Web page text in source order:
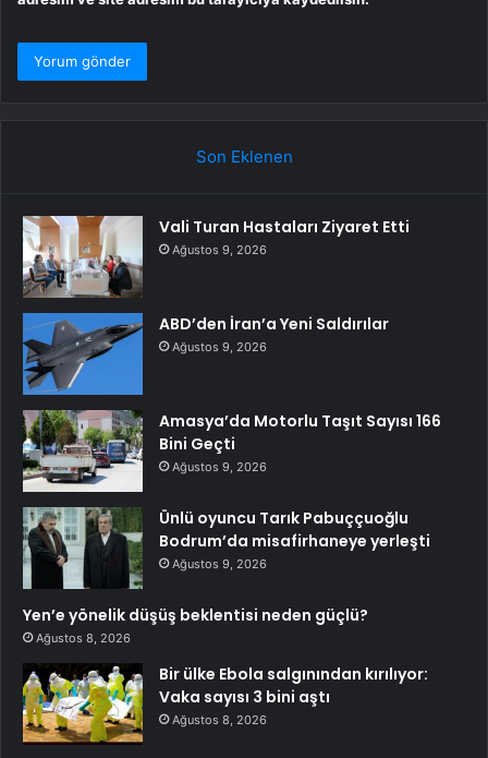
Son Eklenen
Vali Turan Hastaları Ziyaret Etti
Ağustos 9, 2026
ABD’den İran’a Yeni Saldırılar
Ağustos 9, 2026
Amasya’da Motorlu Taşıt Sayısı 166
Bini Geçti
Ağustos 9, 2026
Ünlü oyuncu Tarık Pabuççuoğlu
Bodrum’da misafirhaneye yerleşti
Ağustos 9, 2026
Yen’e yönelik düşüş beklentisi neden güçlü?
Ağustos 8, 2026
Bir ülke Ebola salgınından kırılıyor:
Vaka sayısı 3 bini aştı
Ağustos 8, 2026